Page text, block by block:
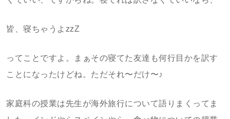
皆、寝ちゃうよzzZ
ってことですよ。まぁその寝てた友達も何行目かを訳す
ことになったけどね。ただそれ〜だけ〜♪
家庭科の授業は先生が海外旅行について語りまくってま